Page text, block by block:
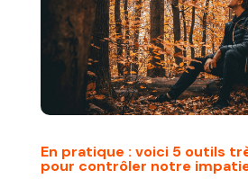
En pratique : voici 5 outils
pour contrôler notre